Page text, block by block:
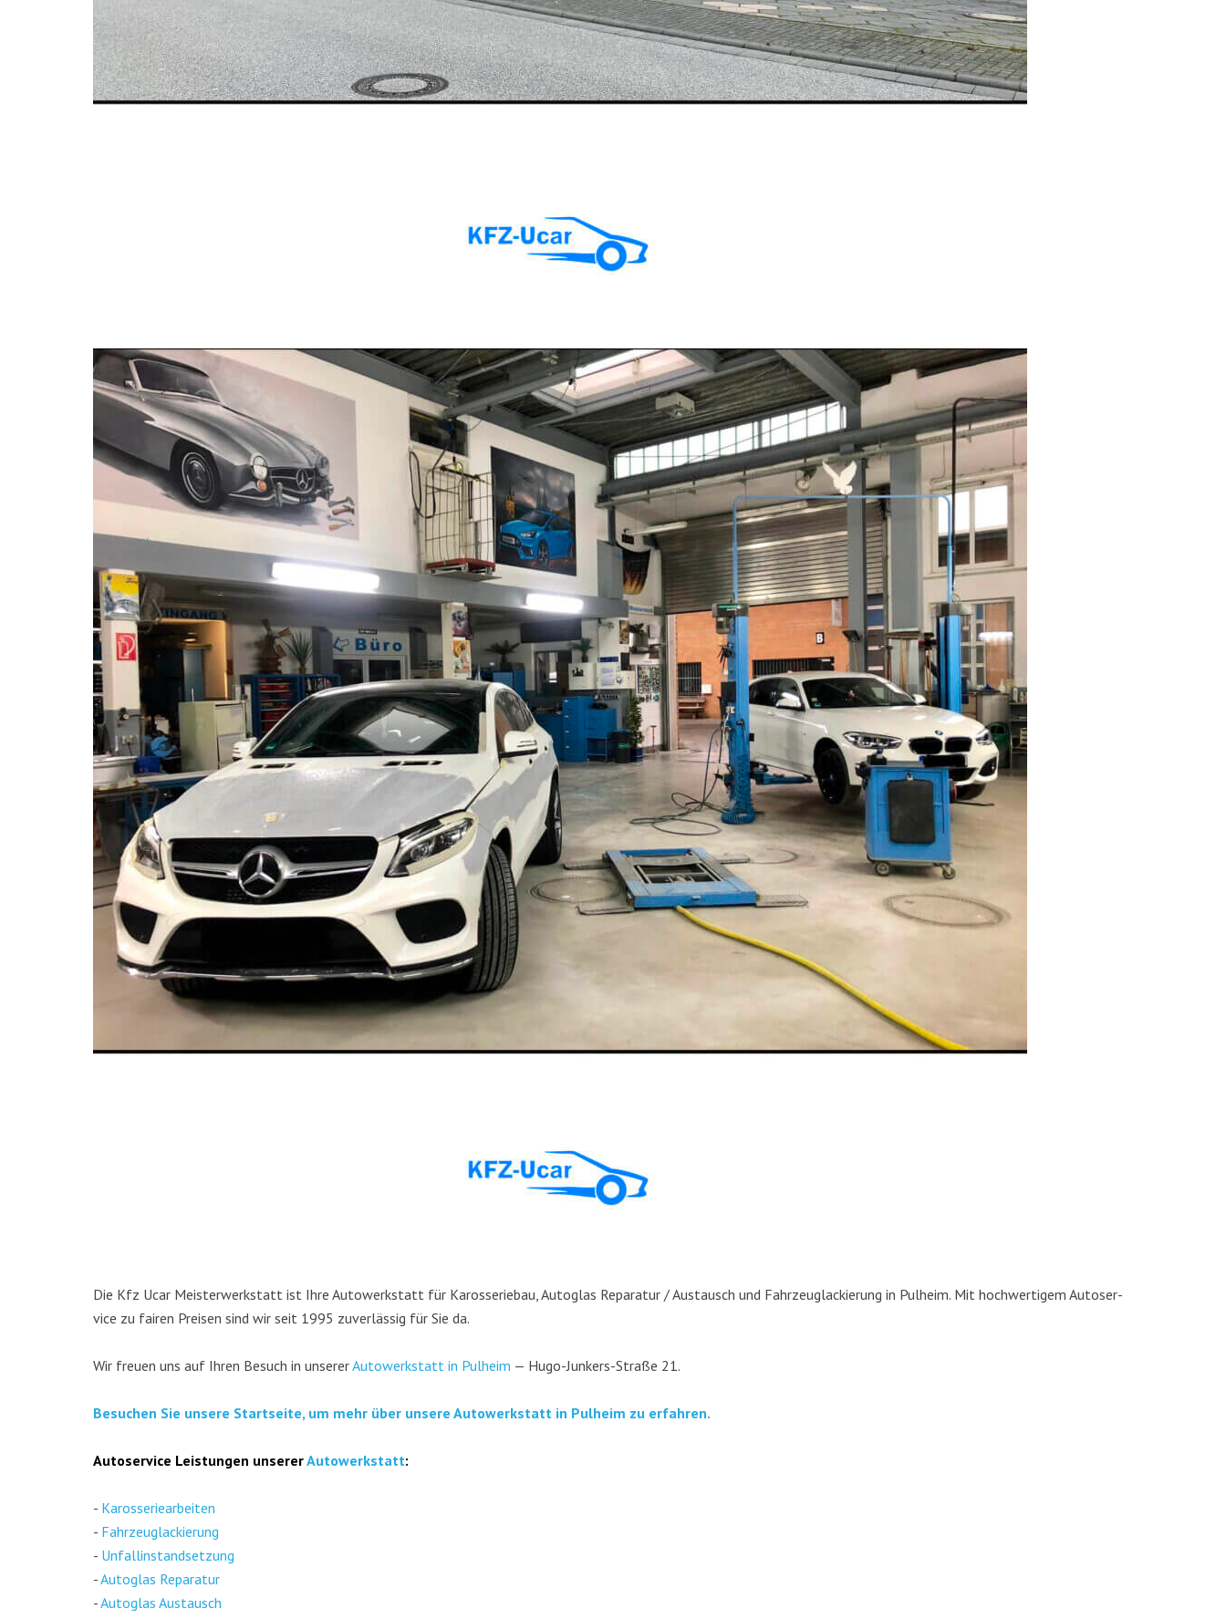
Die Kfz Ucar Meis­ter­werk­statt ist Ihre Auto­werk­statt für Karos­se­rie­bau, Auto­glas Repa­ra­tur / Aus­tausch und Fahr­zeug­la­ckie­rung in Pul­heim. Mit hoch­wer­ti­gem Auto­ser­
vice zu fai­ren Prei­sen sind wir seit 1995 zuver­läs­sig für Sie da.
Wir freu­en uns auf Ihren Besuch in unse­rerAuto­werk­statt in Pul­heim — Hugo-Jun­kers-Stra­ße 21.
Besu­chen Sie unse­re Start­sei­te, um mehr über unse­re Auto­werk­statt in Pul­heim zu erfahren.
Auto­ser­vice Leis­tun­gen unse­rerAuto­werk­statt:
- Karos­se­rie­ar­bei­ten
- Fahr­zeug­la­ckie­rung
- Unfall­in­stand­set­zung
-Auto­glas Repa­ra­tur
-Auto­glas Aus­tausch